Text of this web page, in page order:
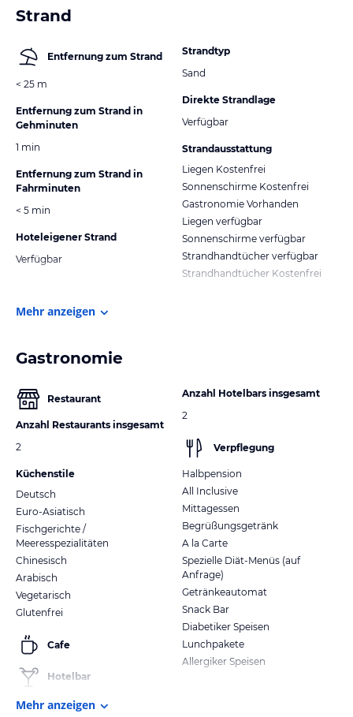
Strand
Entfernung zum Strand
< 25 m
Entfernung zum Strand in
Gehminuten
1 min
Entfernung zum Strand in
Fahrminuten
< 5 min
Hoteleigener Strand
Verfügbar
Strandtyp
Sand
Direkte Strandlage
Verfügbar
Strandausstattung
Liegen Kostenfrei
Sonnenschirme Kostenfrei
Gastronomie Vorhanden
Liegen verfügbar
Sonnenschirme verfügbar
Strandhandtücher verfügbar
Strandhandtücher Kostenfrei
Mehr anzeigen
Gastronomie
Restaurant
Anzahl Restaurants insgesamt
2
Küchenstile
Deutsch
Euro-Asiatisch
Fischgerichte /
Meeresspezialitäten
Chinesisch
Arabisch
Vegetarisch
Glutenfrei
Cafe
Hotelbar
Anzahl Hotelbars insgesamt
2
Verpflegung
Halbpension
All Inclusive
Mittagessen
Begrüßungsgetränk
A la Carte
Spezielle Diät-Menüs (auf
Anfrage)
Getränkeautomat
Snack Bar
Diabetiker Speisen
Lunchpakete
Allergiker Speisen
Mehr anzeigen